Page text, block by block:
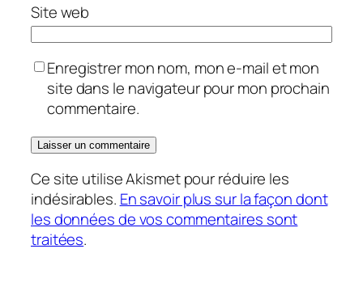
Site web
Enregistrer mon nom, mon e-mail et mon
site dans le navigateur pour mon prochain
commentaire.
Ce site utilise Akismet pour réduire les
indésirables. En savoir plus sur la façon dont
les données de vos commentaires sont
traitées.